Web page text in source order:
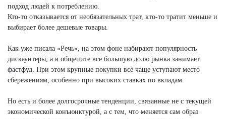
подход людей к потреблению.
Кто-то отказывается от необязательных трат, кто-то тратит меньше и
выбирает более дешевые товары.
Как уже писала «Речь», на этом фоне набирают популярность
дискаунтеры, а в общепите все большую долю рынка занимает
фастфуд. При этом крупные покупки все чаще уступают место
сбережениям, особенно при высоких ставках по вкладам.
Но есть и более долгосрочные тенденции, связанные не с текущей
экономической конъюнктурой, а с тем, что меняется сам образ